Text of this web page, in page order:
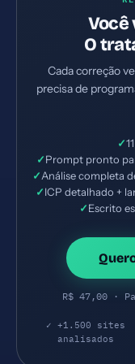
Você
O
Cada correção
precisa de
✓
✓Prompt pronto
✓Análise completa
✓ICP detalhado +
✓Escrito
R$ 47,00 ·
✓ +1.500 sites
analisados